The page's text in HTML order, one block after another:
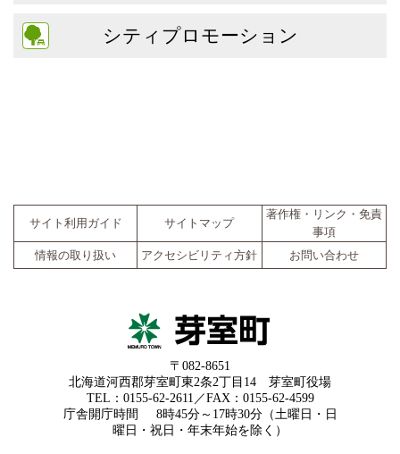
シティプロモーション
サイト利用ガイド サイトマップ
著作権・リンク・免責
事項
情報の取り扱い
アクセシビリティ方針 お問い合わせ
〒082-8651
北海道河西郡芽室町東2条2丁目14 芽室町役場
TEL：0155-62-2611／FAX：0155-62-4599
庁舎開庁時間
8時45分～17時30分（土曜日・日
曜日・祝日・年末年始を除く）